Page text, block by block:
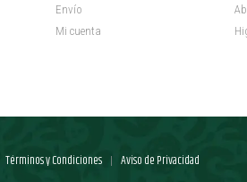
Envío
Mi cuenta ​
Términos y Condiciones | Aviso de Privacidad